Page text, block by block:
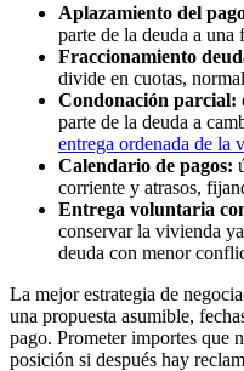
Aplazamiento del
parte de la deuda a una
Fraccionamiento
divide en cuotas,
Condonación parcial:
parte de la deuda a
entrega ordenada de la
Calendario de pagos:
corriente y atrasos,
Entrega voluntaria
conservar la vivienda
deuda con menor
La mejor estrategia de
una propuesta asumible,
pago. Prometer importes que
posición si después hay